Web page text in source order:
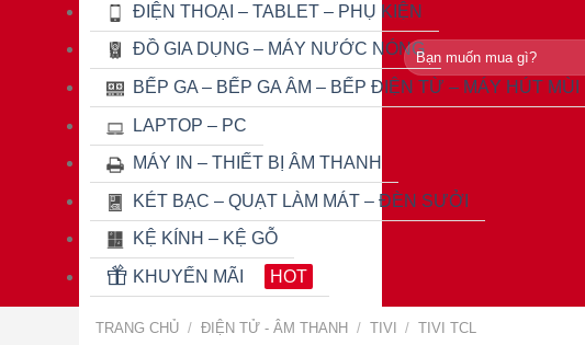
ĐIỆN THOẠI – TABLET – PHỤ KIỆN
ĐỒ GIA DỤNG – MÁY NƯỚC NÓNG
BẾP GA – BẾP GA ÂM – BẾP ĐIỆN TỪ – MÁY HÚT MÙI
LAPTOP – PC
MÁY IN – THIẾT BỊ ÂM THANH
KÉT BẠC – QUẠT LÀM MÁT – ĐÈN SƯỞI
KỆ KÍNH – KỆ GỖ
KHUYẾN MÃI HOT
Tìm
kiếm:
TRANG CHỦ / ĐIỆN TỬ - ÂM THANH / TIVI / TIVI TCL